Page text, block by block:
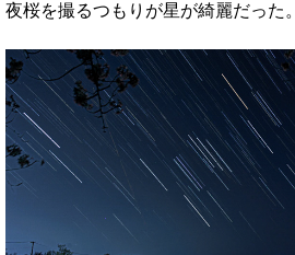
夜桜を撮るつもりが星が綺麗だった。